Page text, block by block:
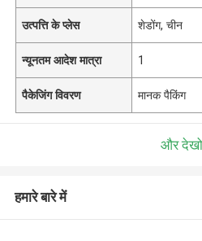
उत्पत्ति के प्लेस शेडोंग, चीन
न्यूनतम आदेश मात्रा 1
पैकेजिंग विवरण मानक पैकिंग
और देखो
हमारे बारे में